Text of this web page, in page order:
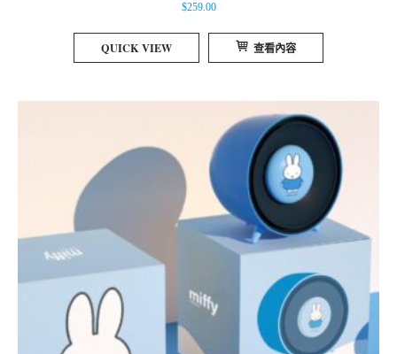
$259.00
QUICK VIEW 查看內容